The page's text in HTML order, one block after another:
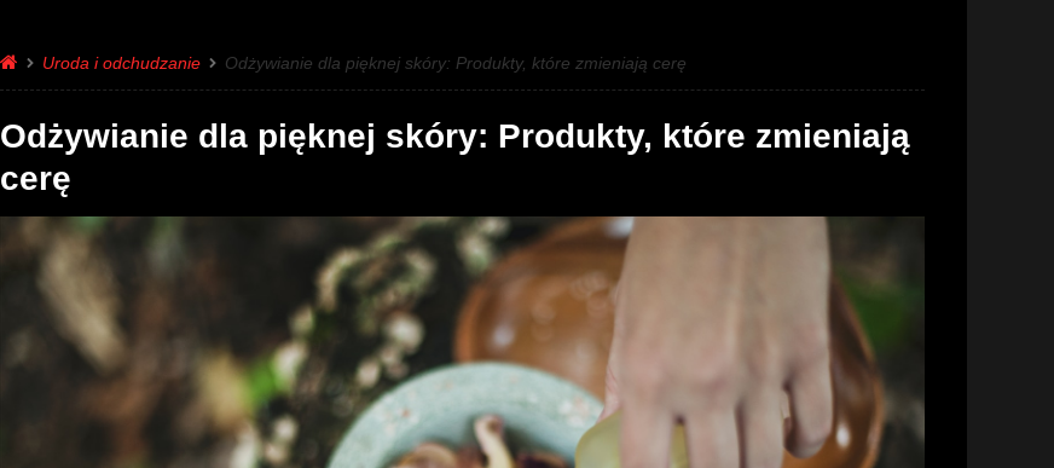
Uroda i odchudzanie Odżywianie dla pięknej skóry: Produkty, które zmieniają cerę
Odżywianie dla pięknej skóry: Produkty, które zmieniają
cerę